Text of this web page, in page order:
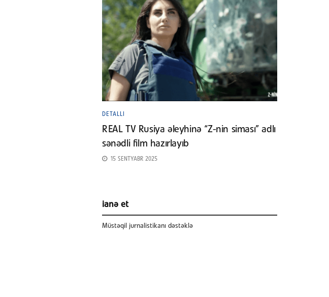
DETALLI
REAL TV Rusiya əleyhinə “Z-nin siması” adlı
sənədli film hazırlayıb
15 SENTYABR 2025
ianə et
Müstəqil jurnalistikanı dəstəklə